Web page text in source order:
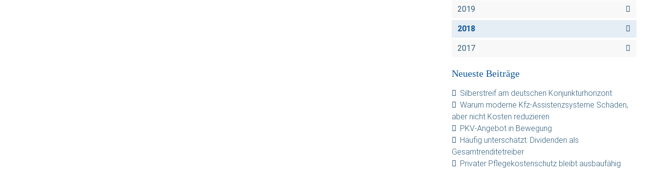
2019
2018
2017
Neueste Beiträge
Silberstreif am deutschen Konjunkturhorizont
Warum moderne Kfz-Assistenzsysteme Schäden,
aber nicht Kosten reduzieren
PKV-Angebot in Bewegung
Häufig unterschätzt: Dividenden als
Gesamtrenditetreiber
Privater Pflegekostenschutz bleibt ausbaufähig